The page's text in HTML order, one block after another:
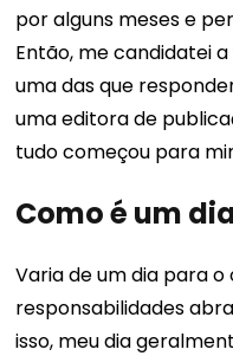
por alguns meses e
Então, me candidatei
uma das que
uma editora de
tudo começou para
Como é um
Varia de um dia para
responsabilidades
isso, meu dia